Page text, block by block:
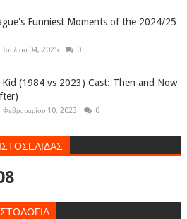
Funniest Moments of the 2024/25
04, 2025 0
Kid (1984 vs 2023) Cast: Then and Now
10, 2023 0